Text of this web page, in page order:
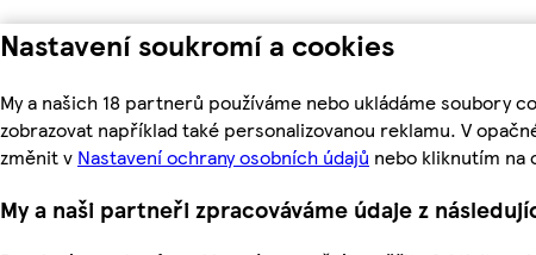
Nastavení soukromí a cookies
My a našich 18 partnerů používáme nebo ukládáme soubory
zobrazovat například také personalizovanou reklamu. V
změnit v Nastavení ochrany osobních údajů nebo kliknutím na
My a naši partneři zpracováváme údaje z